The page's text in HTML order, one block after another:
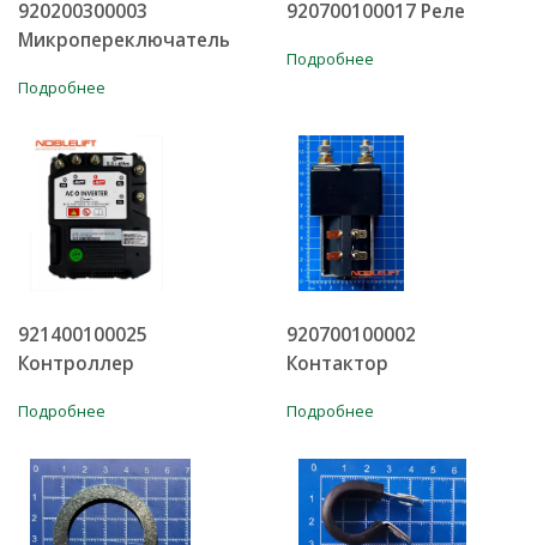
920200300003
Микропереключатель
Подробнее
920700100017 Реле
Подробнее
921400100025
Контроллер
Подробнее
920700100002
Контактор
Подробнее